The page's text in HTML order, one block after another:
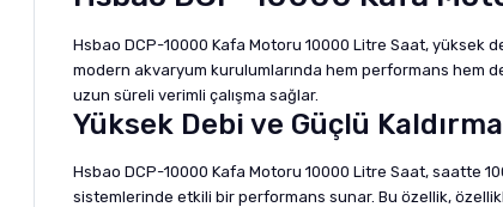
Hsbao DCP-10000 Kafa Motoru 10000 Litre Saat, yüksek
modern akvaryum kurulumlarında hem performans hem
uzun süreli verimli çalışma sağlar.
Yüksek Debi ve Güçlü
Hsbao DCP-10000 Kafa Motoru 10000 Litre Saat, saatte
sistemlerinde etkili bir performans sunar. Bu özellik,